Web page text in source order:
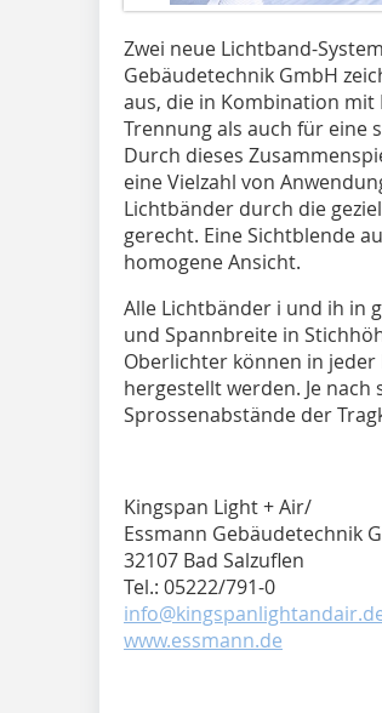
Zwei neue Lichtband-
Gebäudetechnik GmbH
aus, die in Kombination
Trennung als auch für eine
Durch dieses
eine Vielzahl von
Lichtbänder durch die
gerecht. Eine Sichtblende
homogene Ansicht.
Alle Lichtbänder i und ih in
und Spannbreite in
Oberlichter können in jeder
hergestellt werden. Je
Sprossenabstände der
Kingspan Light + Air/
Essmann Gebäudetechnik
32107 Bad Salzuflen
Tel.: 05222/791-0
www.essmann.de